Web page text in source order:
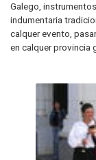
Galego,
indumentaria
calquer evento,
en calquer provincia